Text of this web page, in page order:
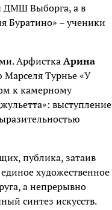
ДМШ Выборга, а в
Буратино» – ученики
АрфисткаАрина
Турнье «У
к камерному
выступление
публика, затаив
художественное
а непрерывно
синтез искусств.